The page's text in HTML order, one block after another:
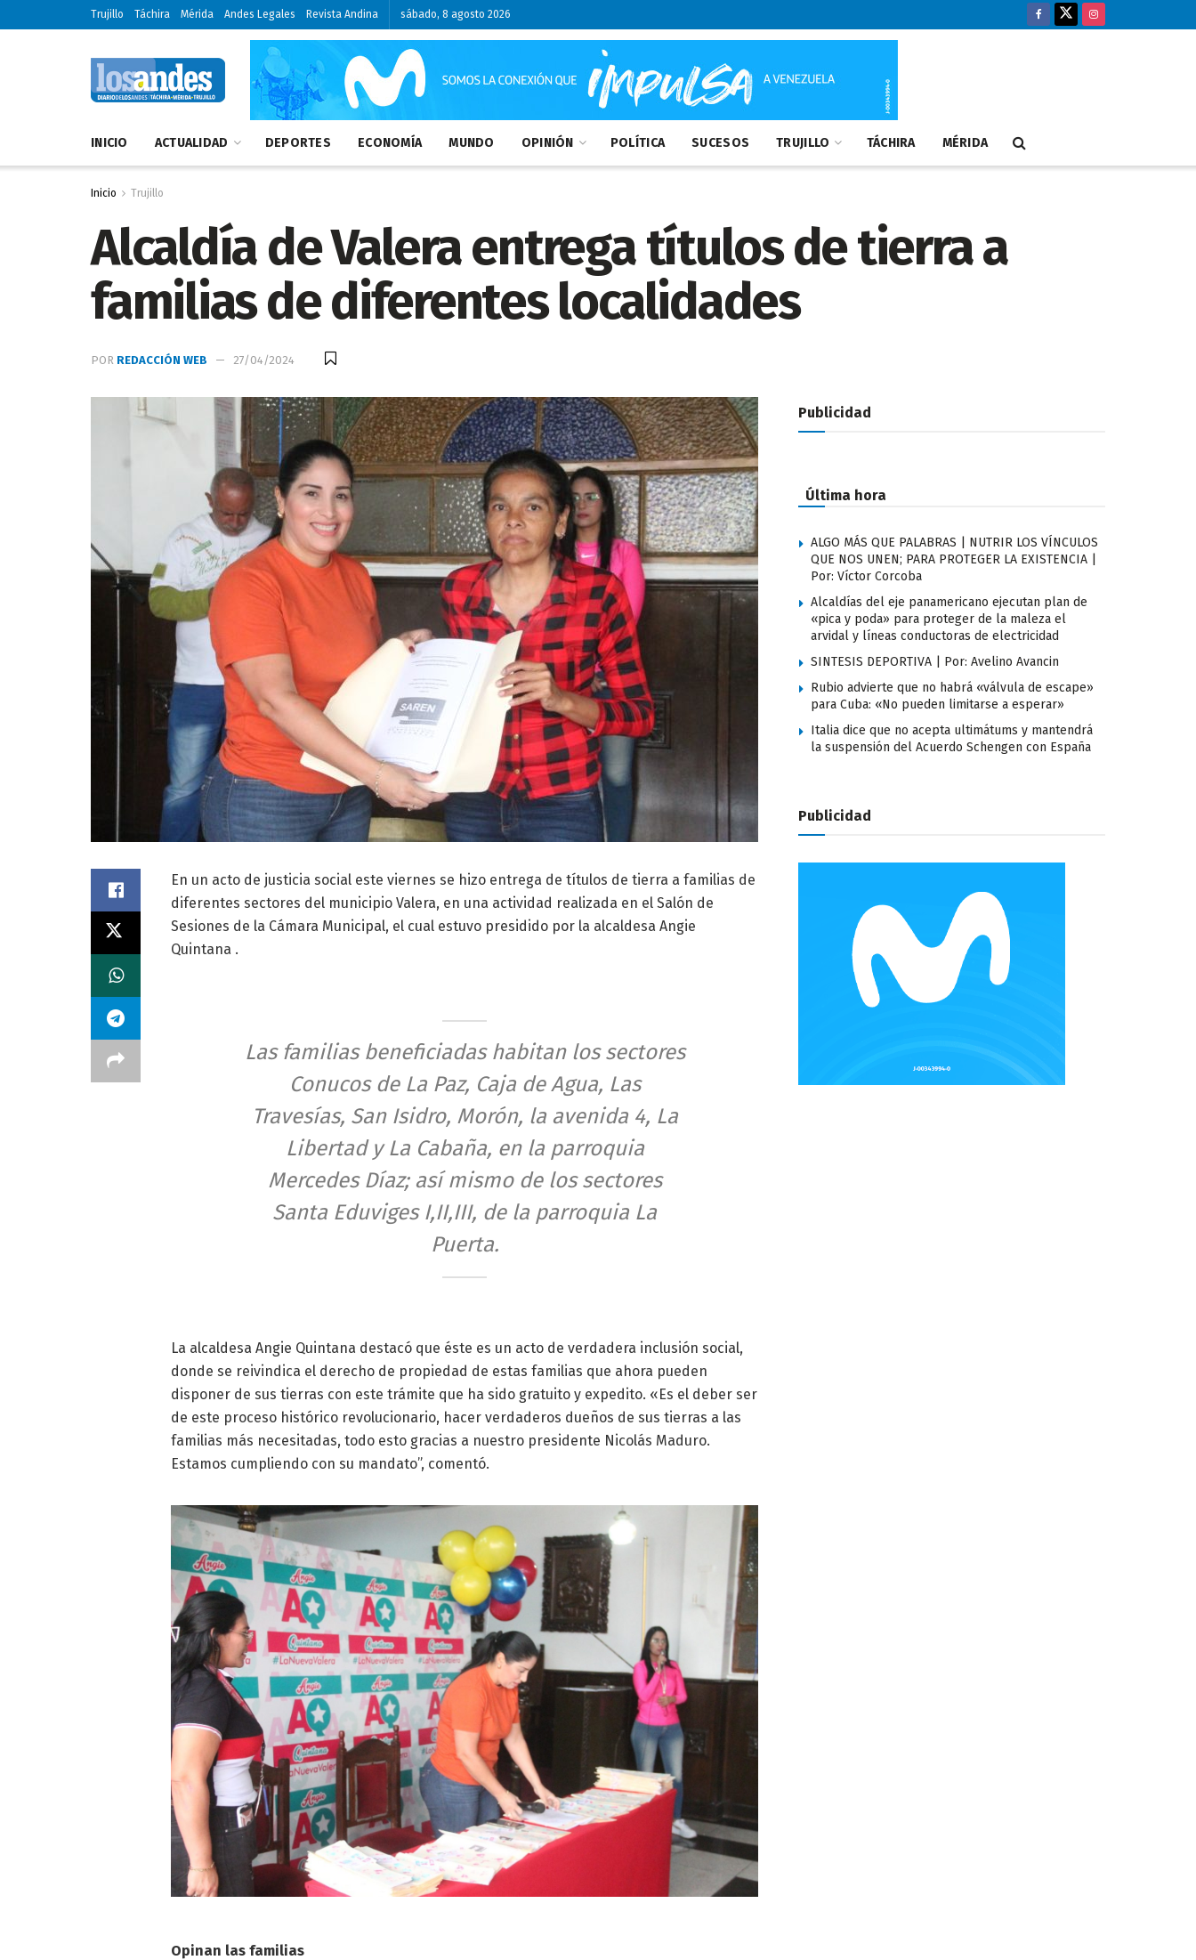
Trujillo Táchira Mérida Andes Legales Revista Andina sábado, 8 agosto 2026
INICIO ACTUALIDAD DEPORTES ECONOMÍA MUNDO OPINIÓN POLÍTICA SUCESOS TRUJILLO TÁCHIRA MÉRIDA
Inicio Trujillo
Alcaldía de Valera entrega títulos de tierra a
familias de diferentes localidades
POR REDACCIÓN WEB 27/04/2024
En un acto de justicia social este viernes se hizo entrega de títulos de tierra a familias de
diferentes sectores del municipio Valera, en una actividad realizada en el Salón de
Sesiones de la Cámara Municipal, el cual estuvo presidido por la alcaldesa Angie
Quintana .
Las familias beneficiadas habitan los sectores
Conucos de La Paz, Caja de Agua, Las
Travesías, San Isidro, Morón, la avenida 4, La
Libertad y La Cabaña, en la parroquia
Mercedes Díaz; así mismo de los sectores
Santa Eduviges I,II,III, de la parroquia La
Puerta.
La alcaldesa Angie Quintana destacó que éste es un acto de verdadera inclusión social,
donde se reivindica el derecho de propiedad de estas familias que ahora pueden
disponer de sus tierras con este trámite que ha sido gratuito y expedito. «Es el deber ser
de este proceso histórico revolucionario, hacer verdaderos dueños de sus tierras a las
familias más necesitadas, todo esto gracias a nuestro presidente Nicolás Maduro.
Estamos cumpliendo con su mandato”, comentó.
Opinan las familias
Publicidad
Última hora
ALGO MÁS QUE PALABRAS | NUTRIR LOS VÍNCULOS
QUE NOS UNEN; PARA PROTEGER LA EXISTENCIA |
Por: Víctor Corcoba
Alcaldías del eje panamericano ejecutan plan de
«pica y poda» para proteger de la maleza el
arvidal y líneas conductoras de electricidad
SINTESIS DEPORTIVA | Por: Avelino Avancin
Rubio advierte que no habrá «válvula de escape»
para Cuba: «No pueden limitarse a esperar»
Italia dice que no acepta ultimátums y mantendrá
la suspensión del Acuerdo Schengen con España
Publicidad